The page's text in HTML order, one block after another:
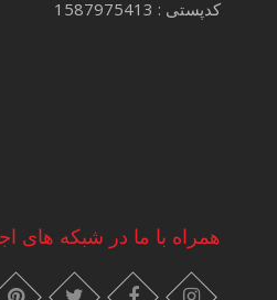
کدپستی : 1587975413
همراه با ما در شبکه های